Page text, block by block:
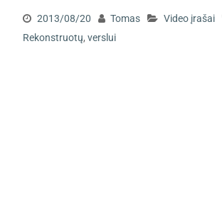
2013/08/20 Tomas Video įrašai
Rekonstruotų, verslui